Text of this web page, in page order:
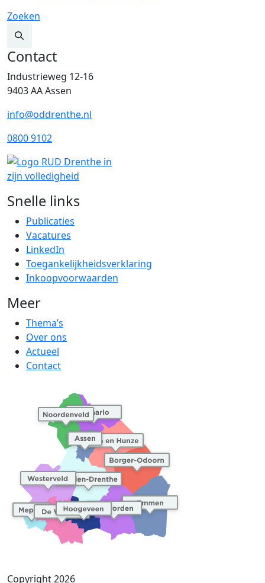
Zoeken
Contact
Industrieweg 12-16
9403 AA Assen
info@oddrenthe.nl
0800 9102
Snelle links
Publicaties
Vacatures
LinkedIn
Toegankelijkheidsverklaring
Inkoopvoorwaarden
Meer
Thema’s
Over ons
Actueel
Contact
Copyright 2026